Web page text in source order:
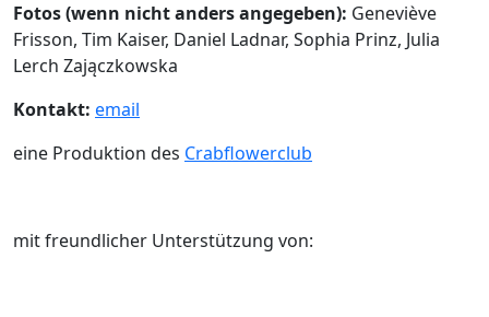
Fotos (wenn nicht anders angegeben): Geneviève
Frisson, Tim Kaiser, Daniel Ladnar, Sophia Prinz, Julia
Lerch Zajączkowska
Kontakt: email
eine Produktion des Crabflowerclub
mit freundlicher Unterstützung von: